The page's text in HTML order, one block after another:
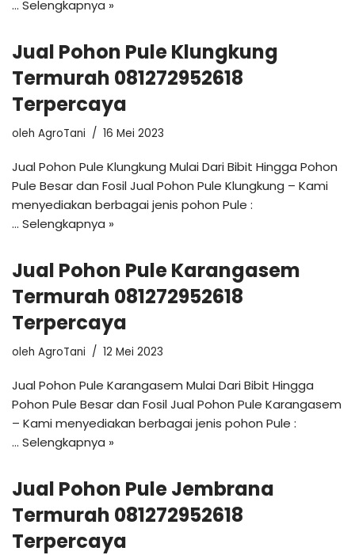
… Selengkapnya »
Jual Pohon Pule Klungkung
Termurah 081272952618
Terpercaya
oleh AgroTani 16 Mei 2023
Jual Pohon Pule Klungkung Mulai Dari Bibit Hingga Pohon
Pule Besar dan Fosil Jual Pohon Pule Klungkung – Kami
menyediakan berbagai jenis pohon Pule :
… Selengkapnya »
Jual Pohon Pule Karangasem
Termurah 081272952618
Terpercaya
oleh AgroTani 12 Mei 2023
Jual Pohon Pule Karangasem Mulai Dari Bibit Hingga
Pohon Pule Besar dan Fosil Jual Pohon Pule Karangasem
– Kami menyediakan berbagai jenis pohon Pule :
… Selengkapnya »
Jual Pohon Pule Jembrana
Termurah 081272952618
Terpercaya